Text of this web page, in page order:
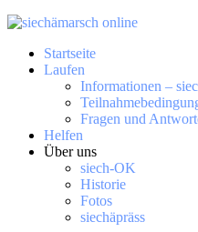
Startseite
Laufen
Informationen –
Fragen und
Helfen
Über uns
siech-OK
Historie
Fotos
siechäpräss